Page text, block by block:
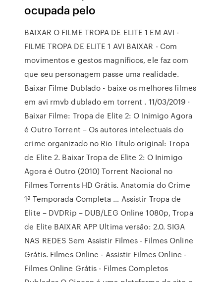
ocupada pelo
BAIXAR O FILME TROPA DE ELITE 1 EM AVI -
FILME TROPA DE ELITE 1 AVI BAIXAR - Com
movimentos e gestos magníficos, ele faz com
que seu personagem passe uma realidade.
Baixar Filme Dublado - baixe os melhores filmes
em avi rmvb dublado em torrent . 11/03/2019 ·
Baixar Filme: Tropa de Elite 2: O Inimigo Agora
é Outro Torrent – Os autores intelectuais do
crime organizado no Rio Título original: Tropa
de Elite 2. Baixar Tropa de Elite 2: O Inimigo
Agora é Outro (2010) Torrent Nacional no
Filmes Torrents HD Grátis. Anatomia do Crime
1ª Temporada Completa … Assistir Tropa de
Elite – DVDRip – DUB/LEG Online 1080p, Tropa
de Elite BAIXAR APP Ultima versão: 2.0. SIGA
NAS REDES Sem Assistir Filmes - Filmes Online
Grátis. Filmes Online - Assistir Filmes Online -
Filmes Online Grátis - Filmes Completos